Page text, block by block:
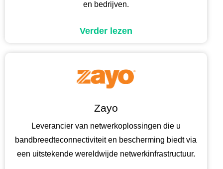
en bedrijven.
Verder lezen
Zayo
Leverancier van netwerkoplossingen die u
bandbreedteconnectiviteit en bescherming biedt via
een uitstekende wereldwijde netwerkinfrastructuur.